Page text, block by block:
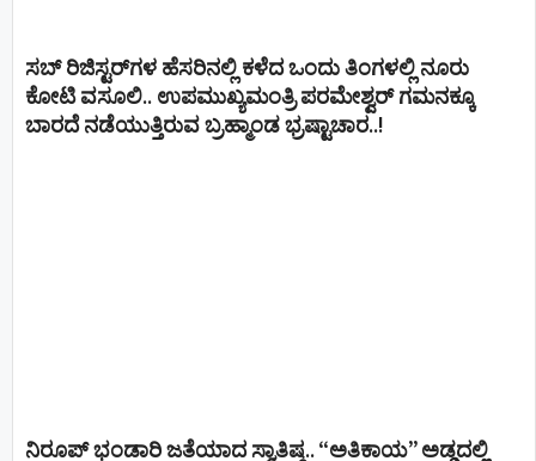
ಸಬ್ ರಿಜಿಸ್ಟರ್​ಗಳ ಹೆಸರಿನಲ್ಲಿ ಕಳೆದ ಒಂದು ತಿಂಗಳಲ್ಲಿ ನೂರು
ಕೋಟಿ ವಸೂಲಿ.. ಉಪಮುಖ್ಯಮಂತ್ರಿ ಪರಮೇಶ್ವರ್​ ಗಮನಕ್ಕೂ
ಬಾರದೆ ನಡೆಯುತ್ತಿರುವ ಬ್ರಹ್ಮಾಂಡ ಭ್ರಷ್ಟಾಚಾರ..!
ನಿರೂಪ್ ಭಂಡಾರಿ ಜತೆಯಾದ ಸ್ವಾತಿಷ್ಠ.. “ಅತಿಕಾಯ” ಅಡ್ಡದಲ್ಲಿ